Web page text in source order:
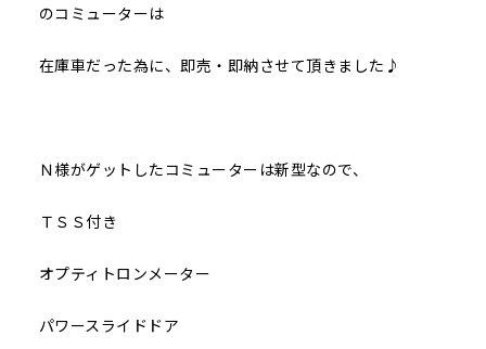
のコミューターは
在庫車だった為に、即売・即納させて頂きました♪
Ｎ様がゲットしたコミューターは新型なので、
ＴＳＳ付き
オプティトロンメーター
パワースライドドア